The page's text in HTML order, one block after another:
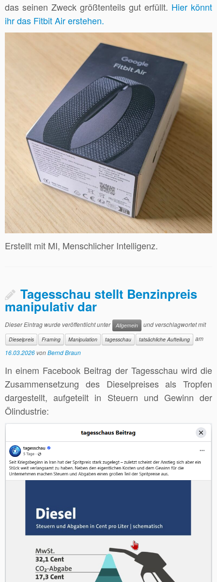
das seinen Zweck größtenteils gut erfüllt. Hier könnt
ihr das Fitbit Air erstehen.
Erstellt mit MI, Menschlicher Intelligenz.
Tagesschau stellt Benzinpreis
manipulativ dar
Dieser Eintrag wurde veröffentlicht unter Allgemein und verschlagwortet mit
Dieselpreis Framing Manipulation tagesschau tatsächliche Aufteilung
am
16.03.2026 vonBernd Braun
In einem Facebook Beitrag der Tagesschau wird die
Zusammensetzung des Dieselpreises als Tropfen
dargestellt, aufgeteilt in Steuern und Gewinn der
Ölindustrie: